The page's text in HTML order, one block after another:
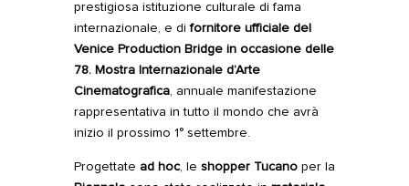
prestigiosa istituzione culturale di fama
internazionale, e difornitore ufficiale del
Venice Production Bridge in occasione delle
78. Mostra Internazionale d’Arte
Cinematografica, annuale manifestazione
rappresentativa in tutto il mondo che avrà
inizio il prossimo 1° settembre.
Progettate ad hoc, le shopper Tucano per la